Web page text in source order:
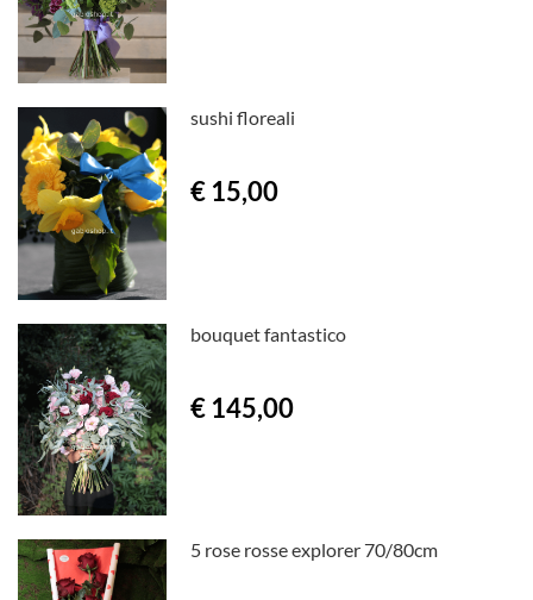
sushi floreali
€ 15,00
bouquet fantastico
€ 145,00
5 rose rosse explorer 70/80cm